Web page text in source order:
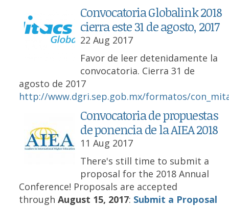
Convocatoria Globalink 2018
cierra este 31 de agosto, 2017
22 Aug 2017
Favor de leer detenidamente la
convocatoria. Cierra 31 de
agosto de 2017
http://www.dgri.sep.gob.mx/formatos/
Convocatoria de propuestas
de ponencia de la AIEA 2018
11 Aug 2017
There's still time to submit a
proposal for the 2018 Annual
Conference! Proposals are accepted
through August 15, 2017: Submit a Proposal